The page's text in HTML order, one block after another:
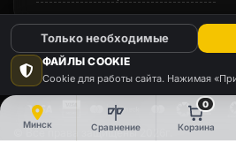
Минск Сравнение
0
Корзина
© Все права защищены 2026г.
ФАЙЛЫ COOKIE
Cookie для работы сайта. Нажимая
Только необходимые